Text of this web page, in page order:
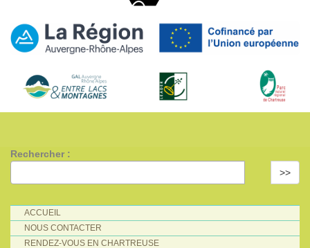
Rechercher :
>>
ACCUEIL
NOUS CONTACTER
RENDEZ-VOUS EN CHARTREUSE